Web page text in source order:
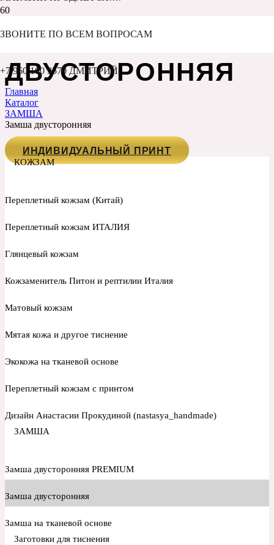
ЗВОНИТЕ ПО ВСЕМ ВОПРОСАМ
+7 960 100 9570 ДМИТРИЙ
ЗАМША
ДВУСТОРОННЯЯ
Главная
Каталог
ЗАМША
Замша двусторонняя
ИНДИВИДУАЛЬНЫЙ ПРИНТ
КОЖЗАМ
Переплетный кожзам (Китай)
Переплетный кожзам ИТАЛИЯ
Глянцевый кожзам
Кожзаменитель Питон и рептилии Италия
Матовый кожзам
Мятая кожа и другое тиснение
Экокожа на тканевой основе
Переплетный кожзам с принтом
Дизайн Анастасии Прокудиной (nastasya_handmade)
ЗАМША
Замша двусторонняя PREMIUM
Замша двусторонняя
Замша на тканевой основе
Заготовки для тиснения